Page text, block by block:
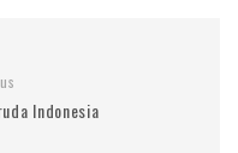
Indonesia